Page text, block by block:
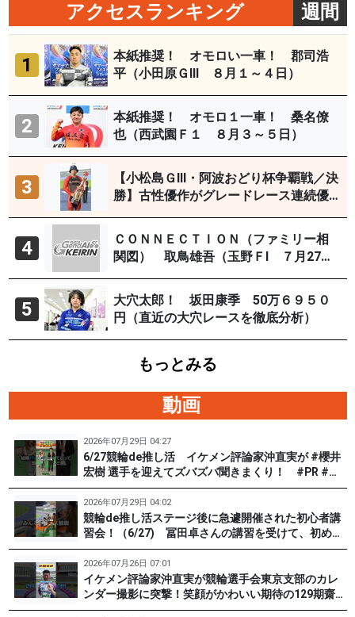
アクセスランキング 週間
1
本紙推奨！ オモロい一車！ 郡司浩
平（小田原ＧⅢ ８月１～４日）
2
本紙推奨！ オモロ１一車！ 桑名僚
也（西武園Ｆ１ ８月３～５日）
3
【小松島ＧⅢ・阿波おどり杯争覇戦／決
勝】古性優作がグレードレース連続優
4
ＣＯＮＮＥＣＴＩＯＮ（ファミリー相
関図） 取鳥雄吾（玉野ＦⅠ ７月27～
5
大穴太郎！ 坂田康季 50万６９５０
円（直近の大穴レースを徹底分析）
もっとみる
動画
2026年07月29日 04:27
6/27競輪de推し活 イケメン評論家沖直実が #櫻井
宏樹 選手を迎えてズバズバ聞きまくり！ #PR #松
戸けいりん #和田健太郎
2026年07月29日 04:02
競輪de推し活ステージ後に急遽開催された初心者講
習会！（6/27) 冨田卓さんの講習を受けて、初めて
チャレンジした女子たち。果たして…？ #PR #松戸
けいりん #和田健太郎 #沖直実
2026年07月26日 07:01
イケメン評論家沖直実が競輪選手会東京支部のカレ
ンダー撮影に突撃！笑顔がかわいい期待の129期齋藤
宏樹選手登場！ #pr #松戸けいりん